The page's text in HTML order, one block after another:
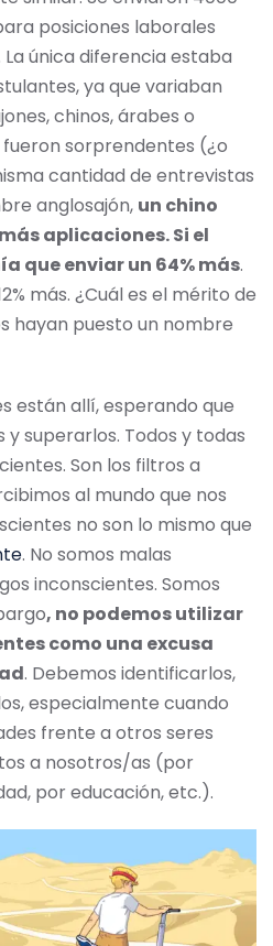
posiciones laborales
única diferencia estaba
ya que variaban
chinos, árabes o
fueron sorprendentes (¿o
cantidad de entrevistas
anglosajón, un chino
aplicaciones. Si el
que enviar un 64% más.
más. ¿Cuál es el mérito de
hayan puesto un nombre
están allí, esperando que
superarlos. Todos y todas
Son los filtros a
al mundo que nos
no son lo mismo que
. No somos malas
inconscientes. Somos
, no podemos utilizar
como una excusa
. Debemos identificarlos,
especialmente cuando
frente a otros seres
a nosotros/as (por
por educación, etc.).